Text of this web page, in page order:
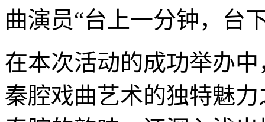
曲演员“台上一分钟，台
在本次活动的成功举办
秦腔戏曲艺术的独特魅